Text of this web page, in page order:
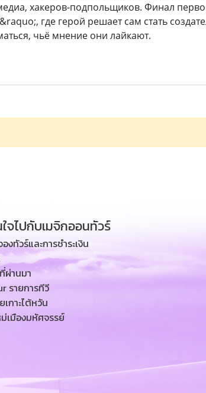
хакеров-подпольщиков. Финал
где герой решает сам стать
чьё мнение они лайкают.
จไปกับเมจิกออนทัวร์
งทัวร์และการชำระเงิน
ผ่านมา
รายการทีวี
เกาะไต้หวัน
ม่เมืองมหัศจรรย์